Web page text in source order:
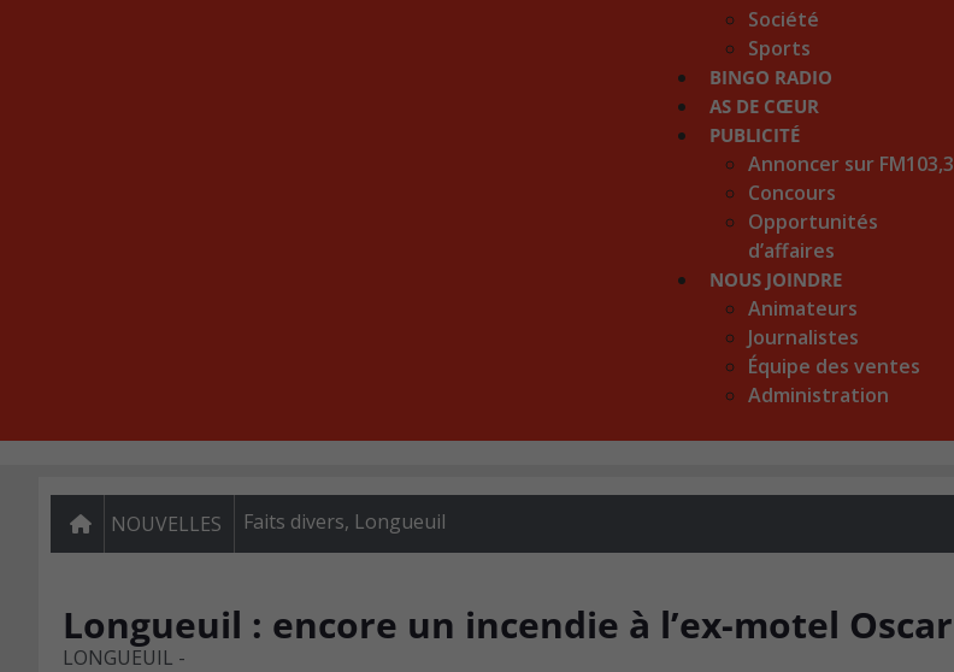
Société
Sports
BINGO RADIO
AS DE CŒUR
PUBLICITÉ
Annoncer sur FM103,3
Concours
Opportunités
d’affaires
NOUS JOINDRE
Animateurs
Journalistes
Équipe des ventes
Administration
NOUVELLES Faits divers, Longueuil
Longueuil : encore un incendie à l’ex-motel Oscar
LONGUEUIL -